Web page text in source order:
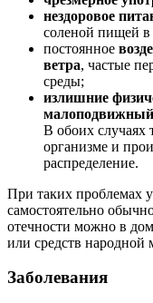
нездоровое
соленой пищей в
постоянное
ветра, частые
среды;
излишние
малоподвижный
В обоих случаях
организме и
распределение.
При таких проблемах
самостоятельно
отечности можно в
или средств
Заболевания